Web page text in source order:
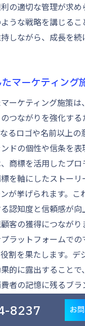
の適切な管理が求め
うな戦略を講じるこ
しながら、成長を続
マーケティング
ーケティング施策は
つながりを強化す
るロゴや名前以上の
ドの個性や信条を表
商標を活用したプ
を軸にしたストー
が挙げられます。こ
認知度と信頼感が
客の獲得につながり
ラットフォームでの
割を果たします。デ
的に露出すること
者の記憶に残るブ
。これにより、競争
客基盤を築くことが
8237 お